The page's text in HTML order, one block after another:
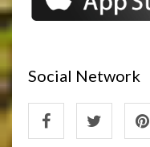
Social Network